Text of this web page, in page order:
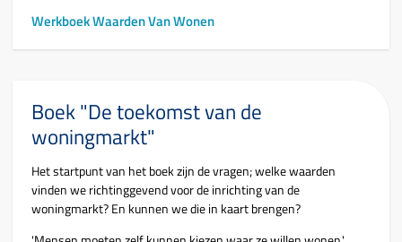
Werkboek Waarden Van Wonen
Boek "De toekomst van de
woningmarkt"
Het startpunt van het boek zijn de vragen; welke waarden
vinden we richtinggevend voor de inrichting van de
woningmarkt? En kunnen we die in kaart brengen?